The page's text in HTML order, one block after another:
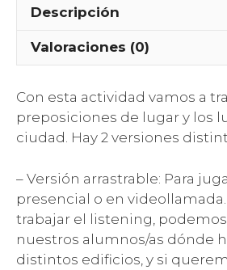
Descripción
Valoraciones (0)
Con esta actividad vamos a
preposiciones de lugar y los
ciudad. Hay 2 versiones
– Versión arrastrable: Para
presencial o en
trabajar el listening,
nuestros alumnos/as dónde
distintos edificios, y si